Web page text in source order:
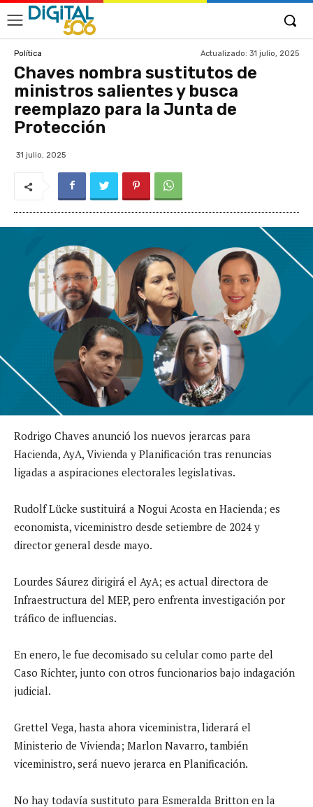
Política Actualizado: 31 julio, 2025
Chaves nombra sustitutos de
ministros salientes y busca
reemplazo para la Junta de
Protección
31 julio, 2025
Rodrigo Chaves anunció los nuevos jerarcas para
Hacienda, AyA, Vivienda y Planificación tras renuncias
ligadas a aspiraciones electorales legislativas.
Rudolf Lücke sustituirá a Nogui Acosta en Hacienda; es
economista, viceministro desde setiembre de 2024 y
director general desde mayo.
Lourdes Sáurez dirigirá el AyA; es actual directora de
Infraestructura del MEP, pero enfrenta investigación por
tráfico de influencias.
En enero, le fue decomisado su celular como parte del
Caso Richter, junto con otros funcionarios bajo indagación
judicial.
Grettel Vega, hasta ahora viceministra, liderará el
Ministerio de Vivienda; Marlon Navarro, también
viceministro, será nuevo jerarca en Planificación.
No hay todavía sustituto para Esmeralda Britton en la